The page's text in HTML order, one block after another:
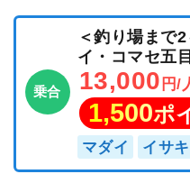
乗合
＜釣り場ま
イ・コマセ五
13,000 円/
1,500ポ
マダイ イサキ